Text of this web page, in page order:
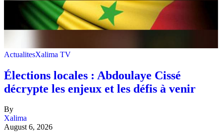
ActualitesXalima TV
Élections locales : Abdoulaye Cissé
décrypte les enjeux et les défis à venir
By
Xalima
August 6, 2026